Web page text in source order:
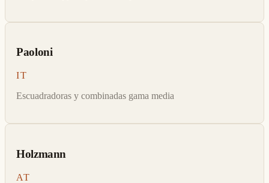
Paoloni
IT
Escuadradoras y combinadas gama media
Holzmann
AT